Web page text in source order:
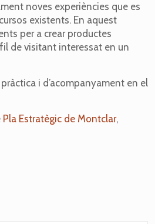
noves experiències que es
existents. En aquest
per a crear productes
de visitant interessat en un
i d’acompanyament en el
Pla Estratègic de Montclar,